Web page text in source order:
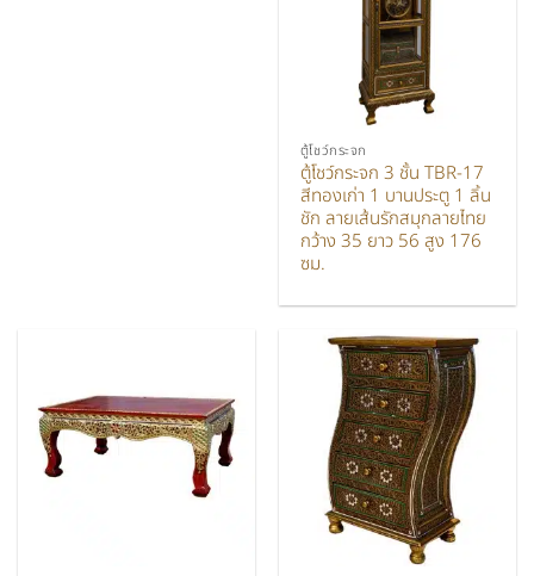
ตู้โชว์กระจก
ตู้โชว์กระจก 3 ชั้น TBR-17
สีทองเก่า 1 บานประตู 1 ลิ้น
ชัก ลายเส้นรักสมุกลายไทย
กว้าง 35 ยาว 56 สูง 176
ซม.